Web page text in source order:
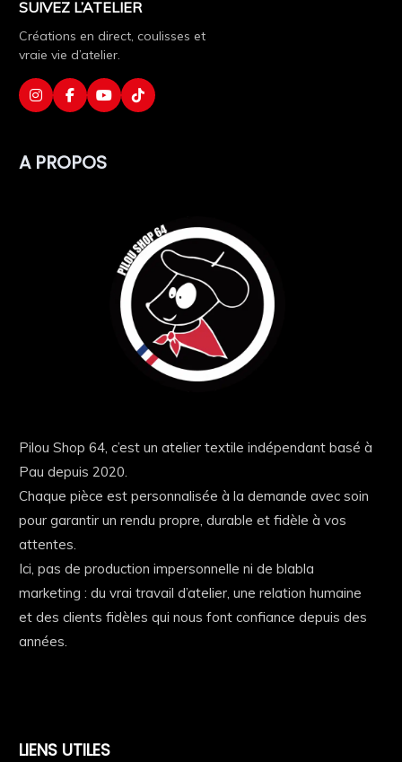
SUIVEZ L’ATELIER
Créations en direct, coulisses et
vraie vie d’atelier.
A PROPOS
Pilou Shop 64, c’est un atelier textile indépendant basé à
Pau depuis 2020.
Chaque pièce est personnalisée à la demande avec soin
pour garantir un rendu propre, durable et fidèle à vos
attentes.
Ici, pas de production impersonnelle ni de blabla
marketing : du vrai travail d’atelier, une relation humaine
et des clients fidèles qui nous font confiance depuis des
années.
LIENS UTILES